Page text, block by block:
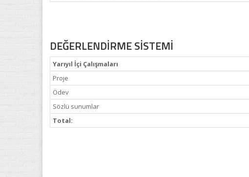
DEĞERLENDİRME SİSTEMİ
Yarıyıl İçi Çalışmaları
Proje
Ödev
Sözlü sunumlar
Total: